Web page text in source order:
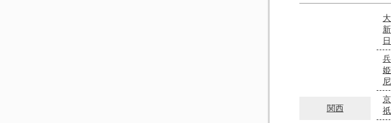
関西